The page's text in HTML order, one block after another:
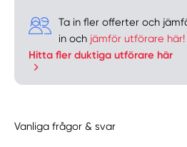
Ta in fler offerter och
in och jämför utförare här!
Hitta fler duktiga utförare här
Vanliga frågor & svar